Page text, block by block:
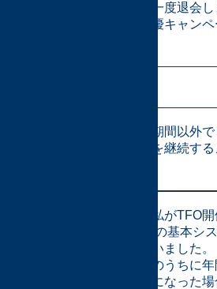
会していて、一度退会
入会の時に特優キャン
イベント開催期間以外
レミアム会員を継続す
ホビマ会員の私がTFO
をしたら6.6%の基本シ
かかってしまいました。
急いでその日のうちに
レミアム会員になった